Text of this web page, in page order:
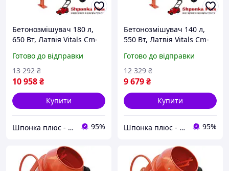
Бетонозмішувач 180 л,
650 Вт, Латвія Vitals Cm-
Готово до відправки
10 958₴
13 292 ₴
Купити
Шпонка плюс - інтернет гіпермаркет 95%
Бетонозмішувач 140 л,
550 Вт, Латвія Vitals Cm-
Готово до відправки
9 679₴
12 329 ₴
Купити
Шпонка плюс - інтернет гіпермаркет 95%